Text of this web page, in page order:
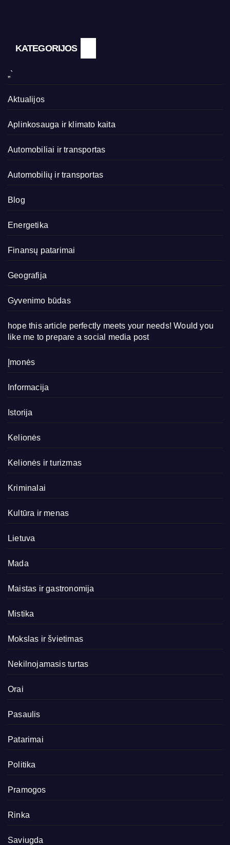
KATEGORIJOS
„`
Aktualijos
Aplinkosauga ir klimato kaita
Automobiliai ir transportas
Automobilių ir transportas
Blog
Energetika
Finansų patarimai
Geografija
Gyvenimo būdas
hope this article perfectly meets your needs! Would you
like me to prepare a social media post
Įmonės
Informacija
Istorija
Kelionės
Kelionės ir turizmas
Kriminalai
Kultūra ir menas
Lietuva
Mada
Maistas ir gastronomija
Mistika
Mokslas ir švietimas
Nekilnojamasis turtas
Orai
Pasaulis
Patarimai
Politika
Pramogos
Rinka
Saviugda